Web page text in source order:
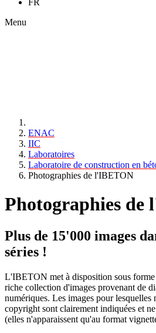
FR
Menu
ENAC
IIC
Laboratoires
Laboratoire de construction en
Photographies de l'IBETON
Photographies de
Plus de 15'000 images
séries !
L'IBETON met à disposition sous forme
riche collection d'images provenant de
numériques. Les images pour lesquelles
copyright sont clairement indiquées et
(elles n'apparaissent qu'au format